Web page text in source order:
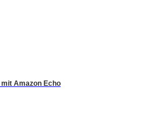
Amazon Echo